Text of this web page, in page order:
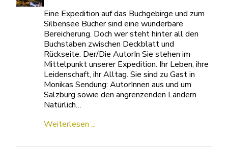
Eine Expedition auf das Buchgebirge und zum
Silbensee Bücher sind eine wunderbare
Bereicherung. Doch wer steht hinter all den
Buchstaben zwischen Deckblatt und
Rückseite: Der/Die AutorIn Sie stehen im
Mittelpunkt unserer Expedition. Ihr Leben, ihre
Leidenschaft, ihr Alltag. Sie sind zu Gast in
Monikas Sendung: AutorInnen aus und um
Salzburg sowie den angrenzenden Ländern
Natürlich…
Weiterlesen ...